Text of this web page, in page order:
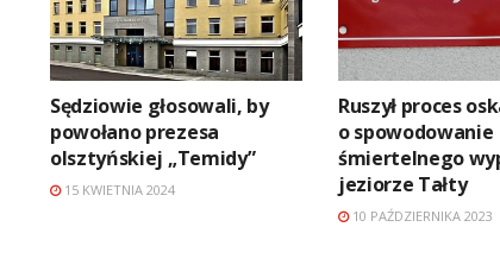
Sędziowie głosowali, by
powołano prezesa
olsztyńskiej „Temidy”
15 KWIETNIA 2024
Ruszył proces
o spowodowanie
śmiertelnego
jeziorze Tałty
10 PAŹDZIERNIKA 2023